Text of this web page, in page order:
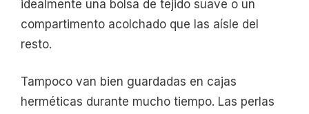
idealmente una bolsa de tejido suave o un
compartimento acolchado que las aísle del
resto.
Tampoco van bien guardadas en cajas
herméticas durante mucho tiempo. Las perlas